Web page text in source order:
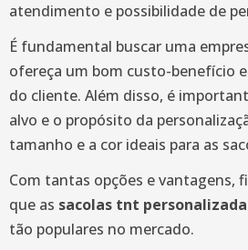
atendimento e possibilidade de
É fundamental buscar uma
ofereça um bom custo-benefício
do cliente. Além disso, é
alvo e o propósito da
tamanho e a cor ideais para as
Com tantas opções e vantagens,
que as sacolas tnt
tão populares no mercado.